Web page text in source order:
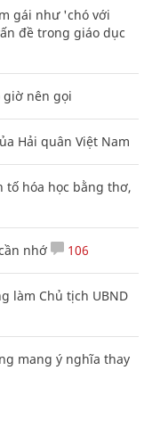
gái như 'chó với
đề trong giáo dục
giờ nên gọi
Hải quân Việt Nam
tố hóa học bằng thơ,
nhớ 106
làm Chủ tịch UBND
mang ý nghĩa thay